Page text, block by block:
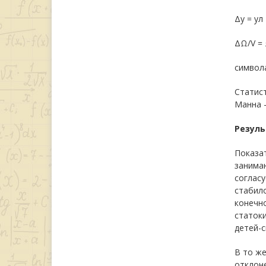
Δy = yл
ΔΩ/V =
Манна
детей-
В то